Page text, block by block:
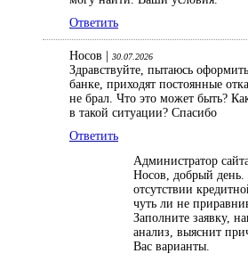
Ответить
Носов | 30.07.2026
Здравствуйте, пытаюсь
банке, приходят постоянные
не брал. Что это может быть?
в такой ситуации? Спасибо
Ответить
Администратор
Носов, добрый
отсутствии
чуть ли не
Заполните заявку,
анализ, выяснит
Вас варианты.